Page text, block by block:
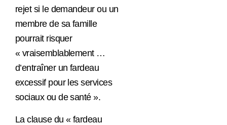
rejet si le demandeur ou un
membre de sa famille
pourrait risquer
« vraisemblablement …
d’entraîner un fardeau
excessif pour les services
sociaux ou de santé ».
La clause du « fardeau